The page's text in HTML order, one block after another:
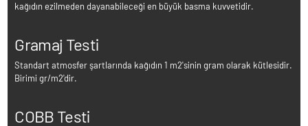
kağıdın ezilmeden dayanabileceği en büyük basma kuvvetidir.
Gramaj Testi
Standart atmosfer şartlarında kağıdın 1 m2'sinin gram olarak kütlesidir.
Birimi gr/m2'dir.
COBB Testi